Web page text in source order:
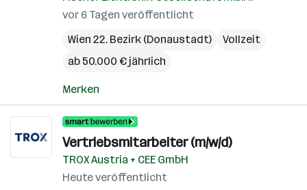
vor 6 Tagen veröffentlicht
Wien 22. Bezirk (Donaustadt)
Vollzeit
ab 50.000 € jährlich
Merken
Vertriebsmitarbeiter (m/w/d)
TROX Austria + CEE GmbH
Heute veröffentlicht